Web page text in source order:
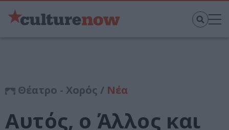
Θέατρο - Χορός / Νέα
Αυτός, o Άλλος και